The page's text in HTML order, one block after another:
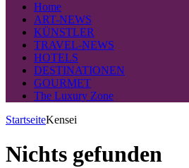
Home
ART-NEWS
KÜNSTLER
TRAVEL-NEWS
HOTELS
DESTINATIONEN
GOURMET
The Luxury Zone
StartseiteKensei
Nichts gefunden